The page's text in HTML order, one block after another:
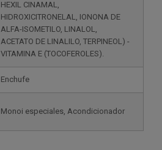
HEXIL CINAMAL,
HIDROXICITRONELAL, IONONA DE
ALFA-ISOMETILO, LINALOL,
ACETATO DE LINALILO, TERPINEOL) -
VITAMINA E (TOCOFEROLES).
Enchufe
Monoi especiales, Acondicionador